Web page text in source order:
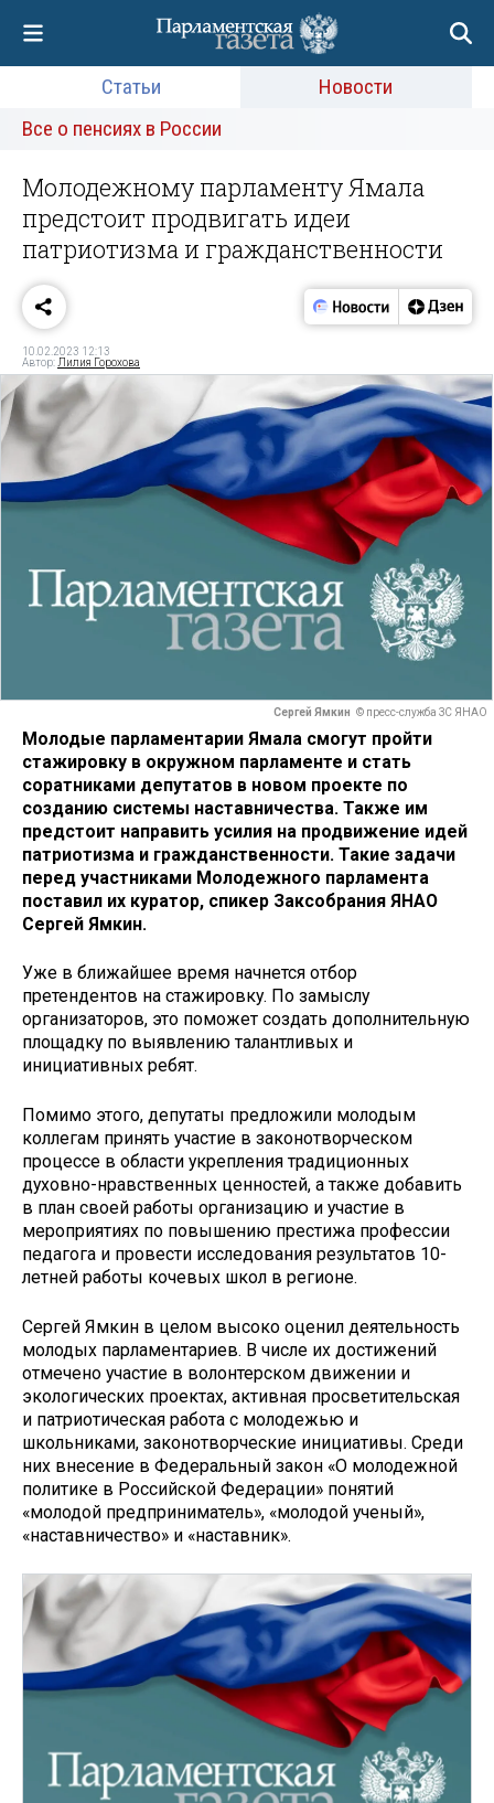
Статьи
Новости
Все о пенсиях в России
Молодежному парламенту Ямала
предстоит продвигать идеи
патриотизма и гражданственности
10.02.2023 12:13
Автор: Лилия Горохова
Сергей Ямкин © пресс-служба ЗС ЯНАО
Молодые парламентарии Ямала смогут пройти
стажировку в окружном парламенте и стать
соратниками депутатов в новом проекте по
созданию системы наставничества. Также им
предстоит направить усилия на продвижение идей
патриотизма и гражданственности. Такие задачи
перед участниками Молодежного парламента
поставил их куратор, спикер Заксобрания ЯНАО
Сергей Ямкин.
Уже в ближайшее время начнется отбор
претендентов на стажировку. По замыслу
организаторов, это поможет создать дополнительную
площадку по выявлению талантливых и
инициативных ребят.
Помимо этого, депутаты предложили молодым
коллегам принять участие в законотворческом
процессе в области укрепления традиционных
духовно-нравственных ценностей, а также добавить
в план своей работы организацию и участие в
мероприятиях по повышению престижа профессии
педагога и провести исследования результатов 10-
летней работы кочевых школ в регионе.
Сергей Ямкин в целом высоко оценил деятельность
молодых парламентариев. В числе их достижений
отмечено участие в волонтерском движении и
экологических проектах, активная просветительская
и патриотическая работа с молодежью и
школьниками, законотворческие инициативы. Среди
них внесение в Федеральный закон «О молодежной
политике в Российской Федерации» понятий
«молодой предприниматель», «молодой ученый»,
«наставничество» и «наставник».